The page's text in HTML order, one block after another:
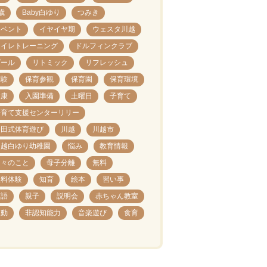
Baby白ゆり
つみき
ント
イヤイヤ期
ウェスタ川越
レトレーニング
ドルフィンクラブ
ル
リトミック
リフレッシュ
保育参観 保育園
保育環境
入園準備 土曜日
子育て
て支援センターリリー
式体育遊び
川越
川越市
白ゆり幼稚園
悩み
教育情報
のこと
母子分離
無料
体験
知育 絵本
習い事
親子 説明会
赤ちゃん教室
非認知能力 音楽遊び 食育